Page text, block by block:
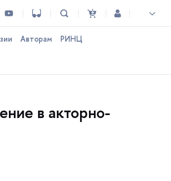
Авторам РИНЦ
в акторно-